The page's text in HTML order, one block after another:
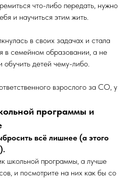
что-либо передать, нужно
и научиться этим жить.
в своих задачах и стала
в семейном образовании, а не
обучить детей чему-либо.
взрослого за СО, у
программы и
всё лишнее (а этого
школьной программы, а лучше
и посмотрите на них как бы со